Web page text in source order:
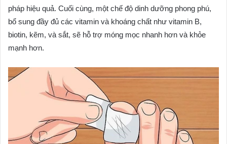
pháp hiệu quả. Cuối cùng, một chế độ dinh dưỡng phong phú,
bổ sung đầy đủ các vitamin và khoáng chất như vitamin B,
biotin, kẽm, và sắt, sẽ hỗ trợ móng mọc nhanh hơn và khỏe
mạnh hơn.